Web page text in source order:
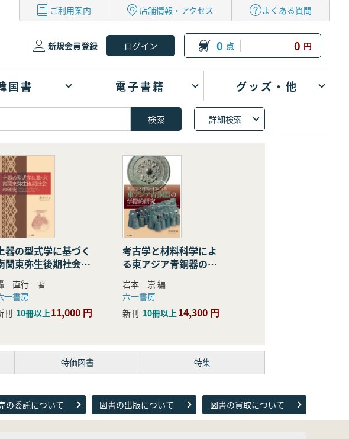
ご利用案内 店舗情報・アクセス よくある質問
新規会員登録 0 点 0 円
国書 電子書籍 グッズ・他
詳細検索
器の型式学に基づく
関東弥生後期社会の
直行 著
一書房
刊 10冊以上11,000 円
考古学と材料科学によ
る東アジア青銅器の学
際的研究
岩本 崇 編
六一書房
新刊 10冊以上14,300 円
特価図書 特集
の委託について 図書の出版について 図書の買取について